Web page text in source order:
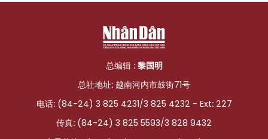
总编辑 : 黎国明
总社地址: 越南河内市鼓街71号
电话: (84-24) 3 825 4231/3 825 4232 - Ext: 227
传真: (84-24) 3 825 5593/3 828 9432